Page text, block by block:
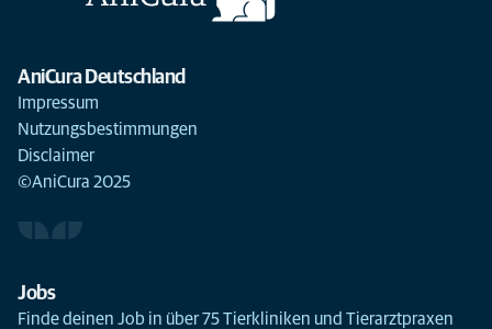
AniCura Deutschland
Impressum
Nutzungsbestimmungen
Disclaimer
©AniCura 2025
Jobs
Finde deinen Job in über 75 Tierkliniken und Tierarztpraxen